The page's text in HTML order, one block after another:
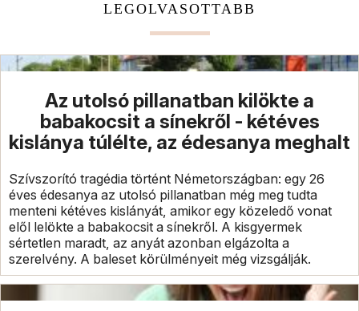
LEGOLVASOTTABB
Az utolsó pillanatban kilökte a
babakocsit a sínekről - kétéves
kislánya túlélte, az édesanya meghalt
Szívszorító tragédia történt Németországban: egy 26
éves édesanya az utolsó pillanatban még meg tudta
menteni kétéves kislányát, amikor egy közeledő vonat
elől lelökte a babakocsit a sínekről. A kisgyermek
sértetlen maradt, az anyát azonban elgázolta a
szerelvény. A baleset körülményeit még vizsgálják.